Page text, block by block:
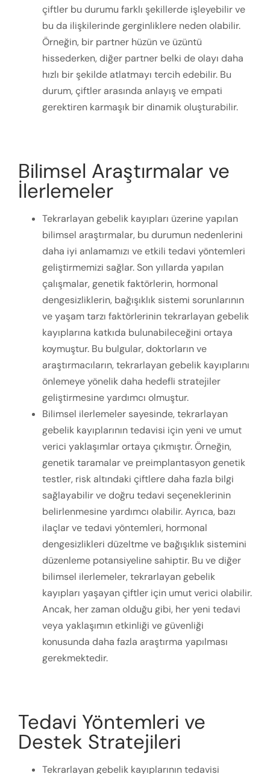
çiftler bu durumu farklı şekillerde işleyebilir ve
bu da ilişkilerinde gerginliklere neden olabilir.
Örneğin, bir partner hüzün ve üzüntü
hissederken, diğer partner belki de olayı daha
hızlı bir şekilde atlatmayı tercih edebilir. Bu
durum, çiftler arasında anlayış ve empati
gerektiren karmaşık bir dinamik oluşturabilir.
Bilimsel Araştırmalar ve
İlerlemeler
Tekrarlayan gebelik kayıpları üzerine yapılan
bilimsel araştırmalar, bu durumun nedenlerini
daha iyi anlamamızı ve etkili tedavi yöntemleri
geliştirmemizi sağlar. Son yıllarda yapılan
çalışmalar, genetik faktörlerin, hormonal
dengesizliklerin, bağışıklık sistemi sorunlarının
ve yaşam tarzı faktörlerinin tekrarlayan gebelik
kayıplarına katkıda bulunabileceğini ortaya
koymuştur. Bu bulgular, doktorların ve
araştırmacıların, tekrarlayan gebelik kayıplarını
önlemeye yönelik daha hedefli stratejiler
geliştirmesine yardımcı olmuştur.
Bilimsel ilerlemeler sayesinde, tekrarlayan
gebelik kayıplarının tedavisi için yeni ve umut
verici yaklaşımlar ortaya çıkmıştır. Örneğin,
genetik taramalar ve preimplantasyon genetik
testler, risk altındaki çiftlere daha fazla bilgi
sağlayabilir ve doğru tedavi seçeneklerinin
belirlenmesine yardımcı olabilir. Ayrıca, bazı
ilaçlar ve tedavi yöntemleri, hormonal
dengesizlikleri düzeltme ve bağışıklık sistemini
düzenleme potansiyeline sahiptir. Bu ve diğer
bilimsel ilerlemeler, tekrarlayan gebelik
kayıpları yaşayan çiftler için umut verici olabilir.
Ancak, her zaman olduğu gibi, her yeni tedavi
veya yaklaşımın etkinliği ve güvenliği
konusunda daha fazla araştırma yapılması
gerekmektedir.
Tedavi Yöntemleri ve
Destek Stratejileri
Tekrarlayan gebelik kayıplarının tedavisi